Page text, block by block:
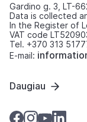
Gardino g. 3, LT-
Data is collected
In the Register of
VAT code
Tel. +370 313
E-mail:
Daugiau